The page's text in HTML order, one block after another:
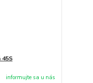
45S
informujte sa u nás